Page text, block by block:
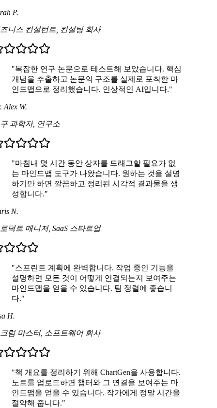
P.
니스 컨설턴트, 컨설팅 회사
"복잡한 연구 논문으로 테스트해 보았습니다. 핵심
개념을 추출하고 논문의 구조를 실제로 포착한 마
인드맵으로 정리했습니다. 인상적인 AI입니다."
W.
과학자, 연구소
"마침내 몇 시간 동안 상자를 드래그할 필요가 없
는 마인드맵 도구가 나왔습니다. 원하는 것을 설명
하기만 하면 깔끔하고 정리된 시각적 결과물을 생
성합니다."
N.
덕트 매니저, SaaS 스타트업
"스프린트 계획에 완벽합니다. 작업 중인 기능을
설명하면 모든 것이 어떻게 연결되는지 보여주는
마인드맵을 얻을 수 있습니다. 팀 정렬에 좋습니
다."
H.
럼 마스터, 소프트웨어 회사
"책 개요를 정리하기 위해 ChartGen을 사용합니다.
노트를 업로드하면 챕터와 그 연결을 보여주는 마
인드맵을 얻을 수 있습니다. 작가에게 정말 시간을
절약해 줍니다."